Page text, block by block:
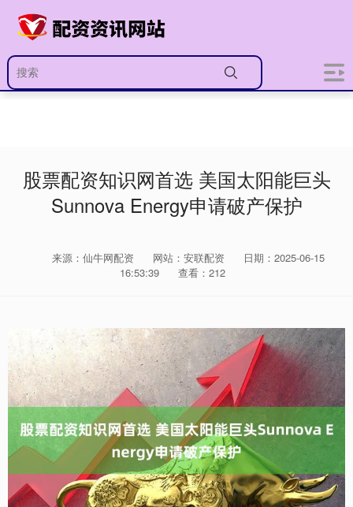
股票配资知识网首选 美国太阳能巨头
Sunnova Energy申请破产保护
来源：仙牛网配资 网站：安联配资
日期：2025-06-15
16:53:39
查看：212